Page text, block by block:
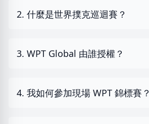
2. 什麼是世界撲克巡迴賽？
3. WPT Global 由誰授權？
4. 我如何參加現場 WPT 錦標賽？